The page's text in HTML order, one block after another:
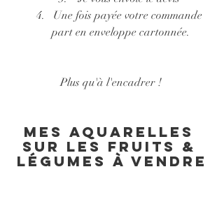
Une fois payée votre commande
part en enveloppe cartonnée.
Plus qu'à l'encadrer !
mes aquarelles
sur les fruits &
légumes à vendre